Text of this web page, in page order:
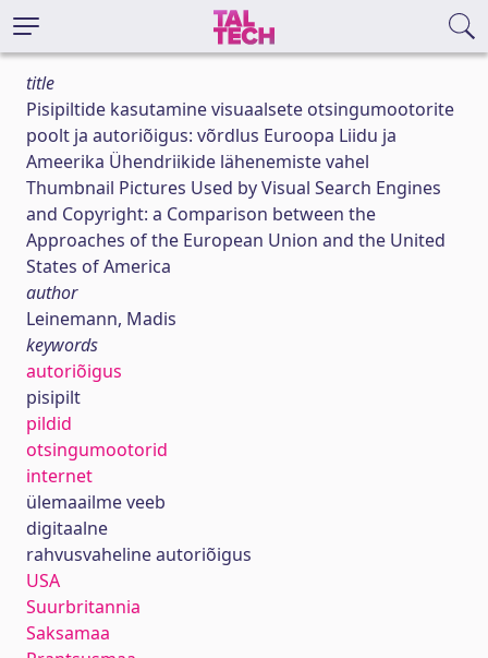
title
Pisipiltide kasutamine visuaalsete otsingumootorite
poolt ja autoriõigus: võrdlus Euroopa Liidu ja
Ameerika Ühendriikide lähenemiste vahel
Thumbnail Pictures Used by Visual Search Engines
and Copyright: a Comparison between the
Approaches of the European Union and the United
States of America
author
Leinemann, Madis
keywords
autoriõigus
pisipilt
pildid
otsingumootorid
internet
ülemaailme veeb
digitaalne
rahvusvaheline autoriõigus
USA
Suurbritannia
Saksamaa